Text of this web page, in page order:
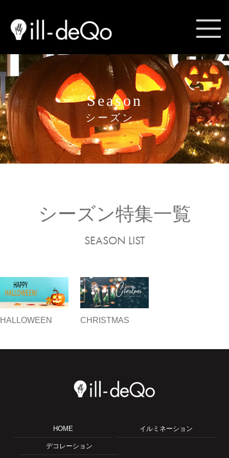
Season
シーズン
シーズン特集一覧
SEASON LIST
HALLOWEEN CHRISTMAS
HOME イルミネーション
デコレーション